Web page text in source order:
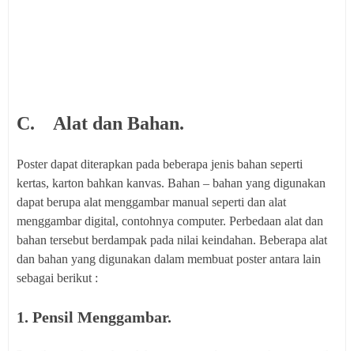
C. Alat dan Bahan.
Poster dapat diterapkan pada beberapa jenis bahan seperti
kertas, karton bahkan kanvas. Bahan – bahan yang digunakan
dapat berupa alat menggambar manual seperti dan alat
menggambar digital, contohnya computer. Perbedaan alat dan
bahan tersebut berdampak pada nilai keindahan. Beberapa alat
dan bahan yang digunakan dalam membuat poster antara lain
sebagai berikut :
1. Pensil Menggambar.